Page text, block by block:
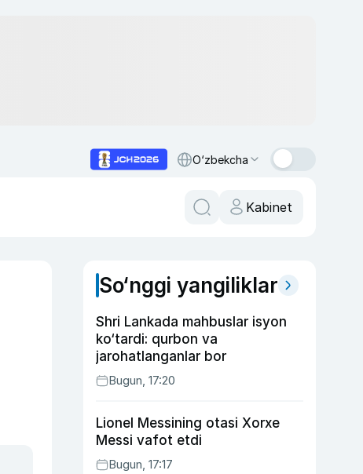
O‘zbekcha
Kabinet
So‘nggi yangiliklar
Shri Lankada mahbuslar isyon
ko‘tardi: qurbon va
jarohatlanganlar bor
Bugun, 17:20
Lionel Messining otasi Xorxe
Messi vafot etdi
Bugun, 17:17